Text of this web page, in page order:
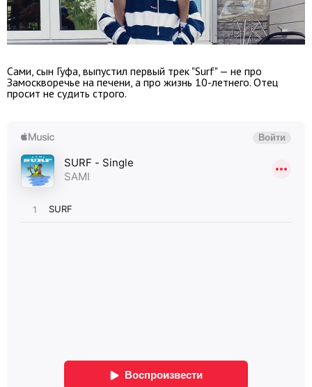
Сами, сын Гуфа, выпустил первый трек "Surf" — не про
Замоскворечье на печени, а про жизнь 10-летнего. Отец
просит не судить строго.